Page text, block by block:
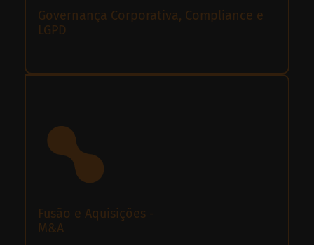
Governança Corporativa, Compliance e
LGPD
Fusão e Aquisições -
M&A